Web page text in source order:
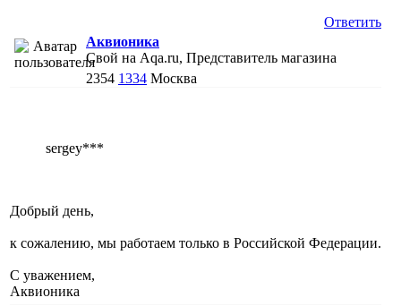
Ответить
Аквионика
Свой на Aqa.ru, Представитель магазина
2354 1334 Москва
sergey***
Добрый день,
к сожалению, мы работаем только в Российской Федерации.
С уважением,
Аквионика